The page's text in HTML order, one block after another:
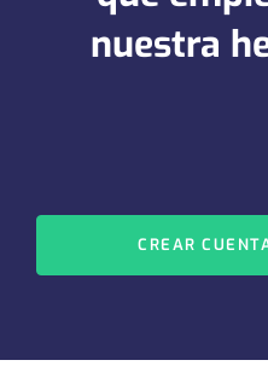
nuestra
CREAR